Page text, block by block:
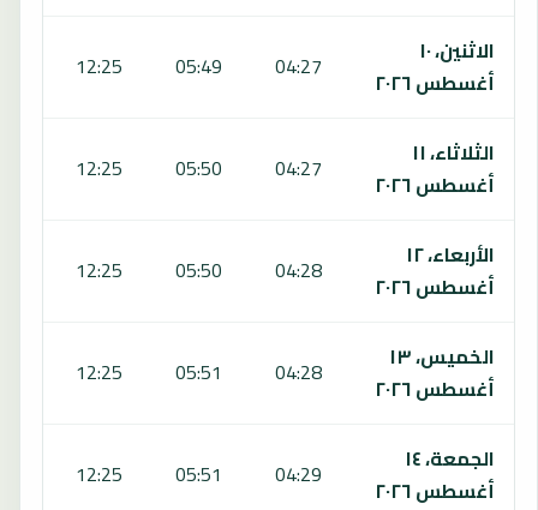
الاثنين، ١٠
أغسطس ٢٠٢٦
04:27
05:49
12:25
الثلاثاء، ١١
أغسطس ٢٠٢٦
04:27
05:50
12:25
الأربعاء، ١٢
أغسطس ٢٠٢٦
04:28
05:50
12:25
الخميس، ١٣
أغسطس ٢٠٢٦
04:28
05:51
12:25
الجمعة، ١٤
أغسطس ٢٠٢٦
04:29
05:51
12:25